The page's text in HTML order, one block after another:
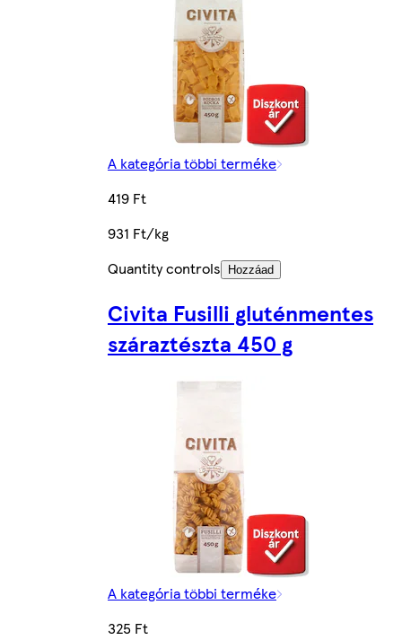
A kategória többi terméke
419 Ft
931 Ft/kg
Quantity controls
Hozzáad
Civita Fusilli gluténmentes
száraztészta 450 g
A kategória többi terméke
325 Ft